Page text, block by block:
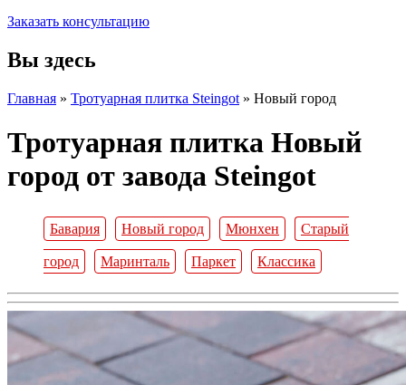
Заказать консультацию
Вы здесь
Главная » Тротуарная плитка Steingot » Новый город
Тротуарная плитка Новый
город от завода Steingot
Бавария Новый город Мюнхен Старый
город Маринталь Паркет Классика